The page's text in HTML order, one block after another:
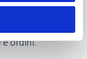
e ordini
ordini.